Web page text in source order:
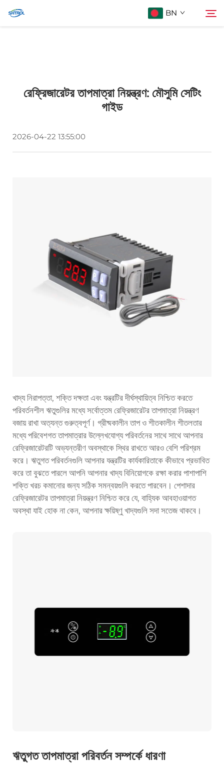
BN
রেফ্রিজারেটর তাপমাত্রা নিয়ন্ত্রণ: মৌসুমি সেটিং
গাইড
2026-04-22 13:55:00
খাদ্য নিরাপত্তা, শক্তি দক্ষতা এবং যন্ত্রটির দীর্ঘস্থায়িত্ব নিশ্চিত করতে
পরিবর্তনশীল ঋতুগুলির মধ্যে সর্বোত্তম রেফ্রিজারেটর তাপমাত্রা নিয়ন্ত্রণ
বজায় রাখা অত্যন্ত গুরুত্বপূর্ণ। গ্রীষ্মকালীন তাপ ও শীতকালীন শীতলতার
মধ্যে পরিবেশগত তাপমাত্রার উল্লেখযোগ্য পরিবর্তনের সাথে সাথে আপনার
রেফ্রিজারেটরটি অভ্যন্তরীণ অবস্থাকে স্থির রাখতে আরও বেশি পরিশ্রম
করে। ঋতুগত পরিবর্তনগুলি আপনার যন্ত্রটির কার্যকারিতাকে কীভাবে প্রভাবিত
করে তা বুঝতে পারলে আপনি আপনার খাদ্য বিনিয়োগকে রক্ষা করার পাশাপাশি
শক্তি খরচ কমানোর জন্য সঠিক সমন্বয়গুলি করতে পারবেন। পেশাদার
রেফ্রিজারেটর তাপমাত্রা নিয়ন্ত্রণ নিশ্চিত করে যে, বাহ্যিক আবহাওয়াগত
অবস্থা যাই হোক না কেন, আপনার ক্ষয়িষ্ণু খাদ্যগুলি সদা সতেজ থাকবে।
ঋতুগত তাপমাত্রা পরিবর্তন সম্পর্কে ধারণা